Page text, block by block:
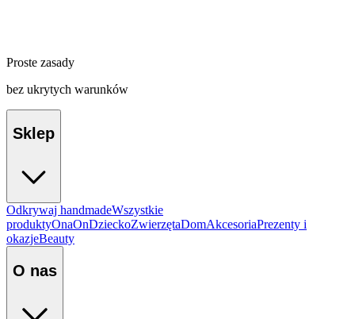
Proste zasady
bez ukrytych warunków
Sklep
Odkrywaj handmadeWszystkie
produktyOnaOnDzieckoZwierzętaDomAkcesoriaPrezenty i
okazjeBeauty
O nas